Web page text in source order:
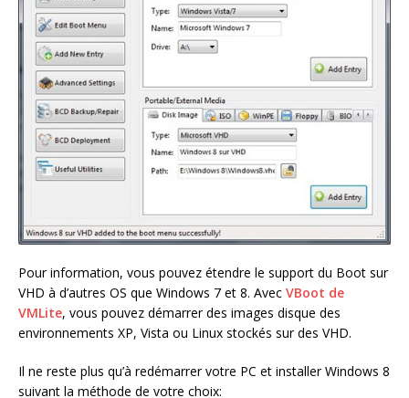
Pour information, vous pouvez étendre le support du Boot sur
VHD à d’autres OS que Windows 7 et 8. Avec VBoot de
VMLite, vous pouvez démarrer des images disque des
environnements XP, Vista ou Linux stockés sur des VHD.
Il ne reste plus qu’à redémarrer votre PC et installer Windows 8
suivant la méthode de votre choix: